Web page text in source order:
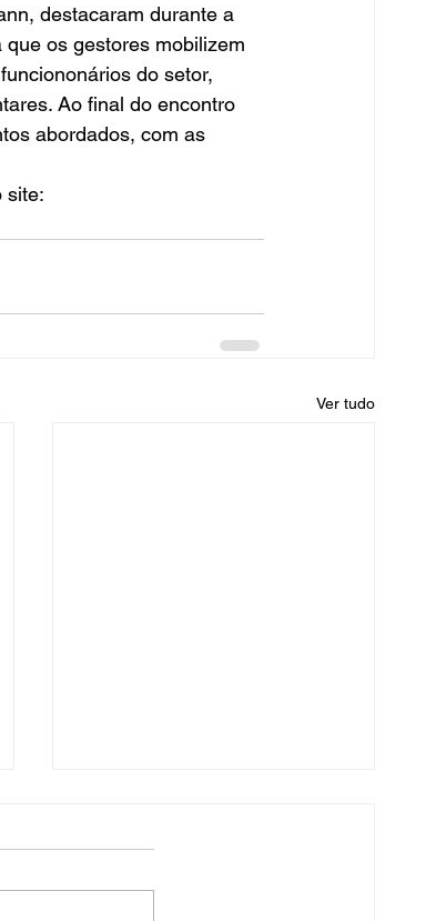
destacaram durante a
os gestores mobilizem
do setor,
Ao final do encontro
abordados, com as
site:
Ver tudo